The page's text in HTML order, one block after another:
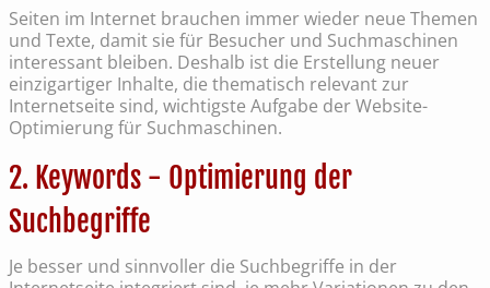
Seiten im Internet brauchen immer wieder neue Themen
und Texte, damit sie für Besucher und Suchmaschinen
interessant bleiben. Deshalb ist die Erstellung neuer
einzigartiger Inhalte, die thematisch relevant zur
Internetseite sind, wichtigste Aufgabe der Website-
Optimierung für Suchmaschinen.
2. Keywords - Optimierung der
Suchbegriffe
Je besser und sinnvoller die Suchbegriffe in der